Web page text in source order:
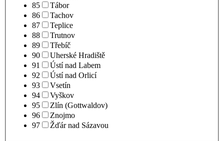
85
Tábor
86
Tachov
87
Teplice
88
Trutnov
89
Třebíč
90
Uherské Hradiště
91
Ústí nad Labem
92
Ústí nad Orlicí
93
Vsetín
94
Vyškov
95
Zlín (Gottwaldov)
96
Znojmo
97
Žďár nad Sázavou